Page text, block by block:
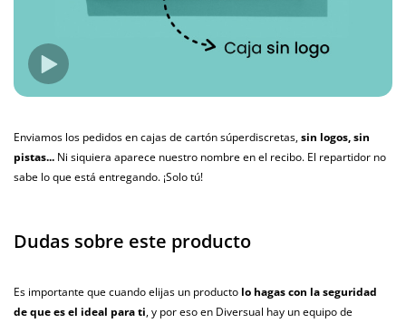
Enviamos los pedidos en cajas de cartón súperdiscretas,sin logos, sin
pistas... Ni siquiera aparece nuestro nombre en el recibo. El repartidor no
sabe lo que está entregando. ¡Solo tú!
Dudas sobre este producto
Es importante que cuando elijas un producto lo hagas con la seguridad
de que es el ideal para ti, y por eso en Diversual hay un equipo de